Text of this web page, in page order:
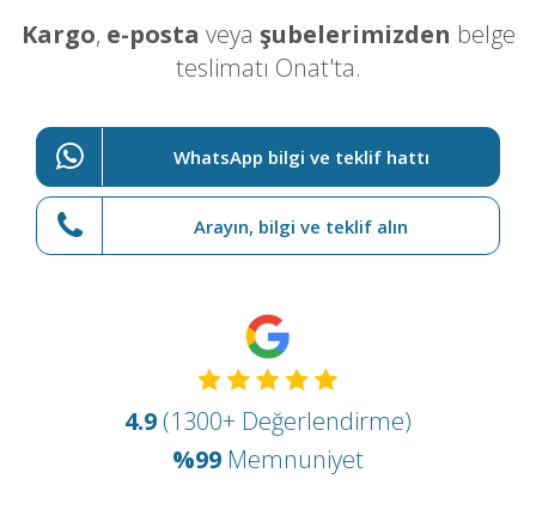
Kargo, e-posta veya şubelerimizden belge
teslimatı Onat'ta.
WhatsApp bilgi ve teklif hattı
Arayın, bilgi ve teklif alın
4.9 (1300+ Değerlendirme)
%99 Memnuniyet